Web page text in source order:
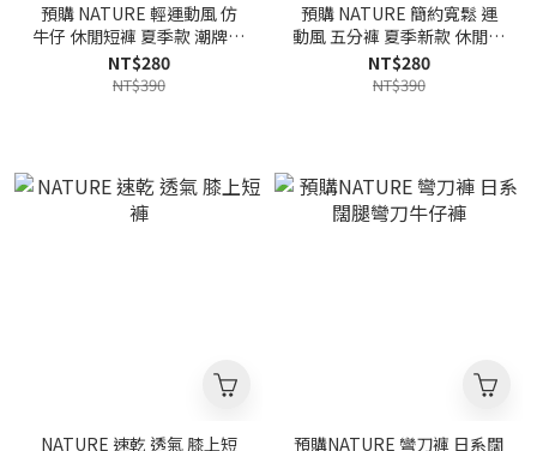
預購 NATURE 輕運動風 仿
牛仔 休閒短褲 夏季款 潮牌寬
鬆 透氣五分褲
NT$280
NT$390
預購 NATURE 簡約寬鬆 運
動風 五分褲 夏季新款 休閒短
褲 質感百搭
NT$280
NT$390
NATURE 速乾 透氣 膝上短
預購NATURE 彎刀褲 日系闊